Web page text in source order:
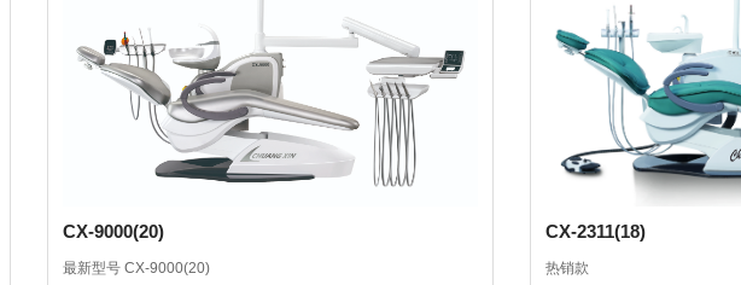
CX-9000(20)
最新型号 CX-9000(20)
CX-2311(18)
热销款